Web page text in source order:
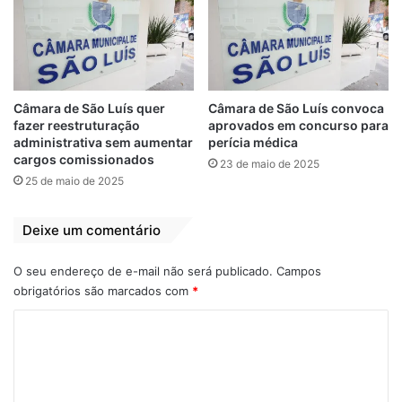
“Como vereadora, entendo que o Título de
Cidadão Ludovicense é o reconhecimento
daqueles que deixaram sua cidade natal e,
com residência no município de São Luís,
de forma comprometida, contribuem para o
crescimento desta cidade e do nosso
estado. Pessoas diferenciadas que
conhecimentos significativos para a
realização de ações que suscitam a
esperança de uma sociedade mais justa e
uma população mais assistida”, afirmou
Fátima Araújo ao defender a homenagem.
Câmara de São Luís quer
fazer reestruturação
administrativa sem aumentar
cargos comissionados
25 de maio de 2025
Câmara de São Luís convoca
aprovados em concurso para
perícia médica
23 de maio de 2025
Deixe um comentário
O seu endereço de e-mail não será publicado. Campos
obrigatórios são marcados com *